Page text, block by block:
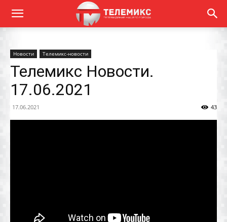
Новости Телемикс-новости
Телемикс Новости.
17.06.2021
17.06.2021 43